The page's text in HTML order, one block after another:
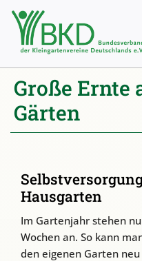
Zum
Inhalt
springen
Große Ernte
Gärten
Hausgarten
Im Gartenjahr stehen
Wochen an. So kann
den eigenen Garten